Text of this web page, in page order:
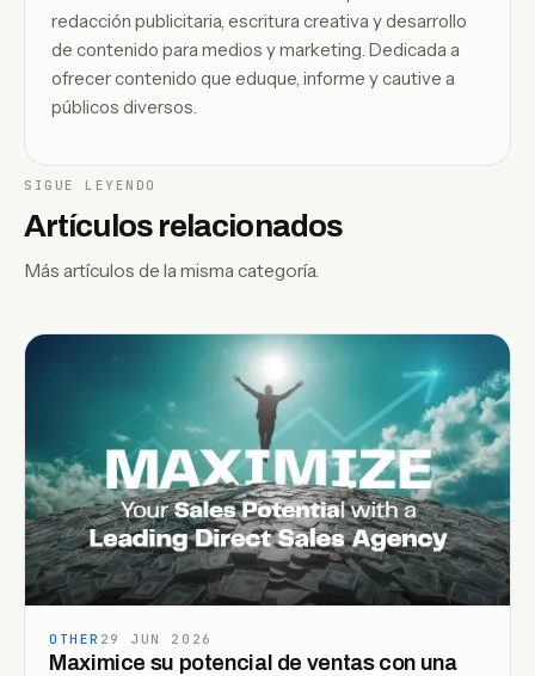
redacción publicitaria, escritura creativa y desarrollo
de contenido para medios y marketing. Dedicada a
ofrecer contenido que eduque, informe y cautive a
públicos diversos.
SIGUE LEYENDO
Artículos relacionados
Más artículos de la misma categoría.
OTHER 29 JUN 2026
Maximice su potencial de ventas con una